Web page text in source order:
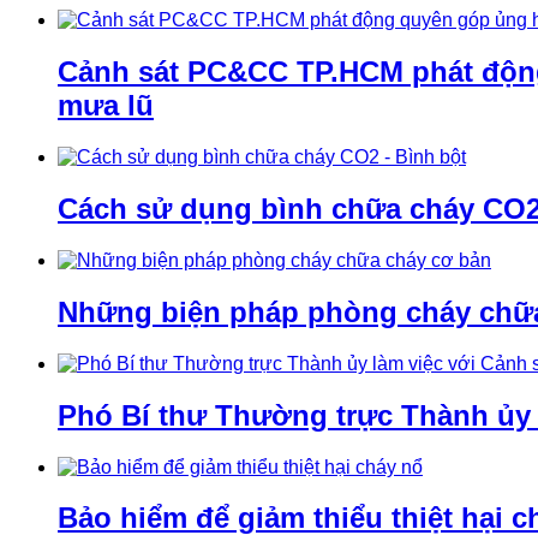
Cảnh sát PC&CC TP.HCM phát
mưa lũ
Cách sử dụng bình chữa cháy
Những biện pháp phòng cháy
Phó Bí thư Thường trực Thành ủy
Bảo hiểm để giảm thiểu thiệt hại